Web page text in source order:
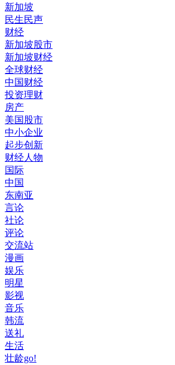
新加坡
民生民声
财经
新加坡股市
新加坡财经
全球财经
中国财经
投资理财
房产
美国股市
中小企业
起步创新
财经人物
国际
中国
东南亚
言论
社论
评论
交流站
漫画
娱乐
明星
影视
音乐
韩流
送礼
生活
壮龄go!